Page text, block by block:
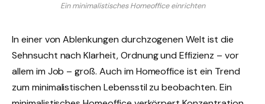
Ein minimalistisches Homeoffice einrichten
In einer von Ablenkungen durchzogenen Welt ist die
Sehnsucht nach Klarheit, Ordnung und Effizienz – vor
allem im Job – groß. Auch im Homeoffice ist ein Trend
zum minimalistischen Lebensstil zu beobachten. Ein